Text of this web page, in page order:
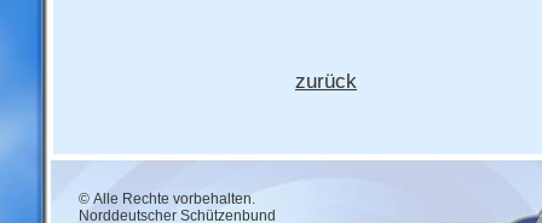
zurück
© Alle Rechte vorbehalten.
Norddeutscher Schützenbund